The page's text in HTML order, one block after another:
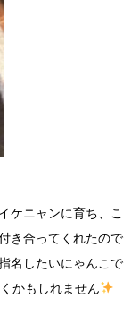
ケニャンに育ち、こ
き合ってくれたので
名したいにゃんこで
かもしれません